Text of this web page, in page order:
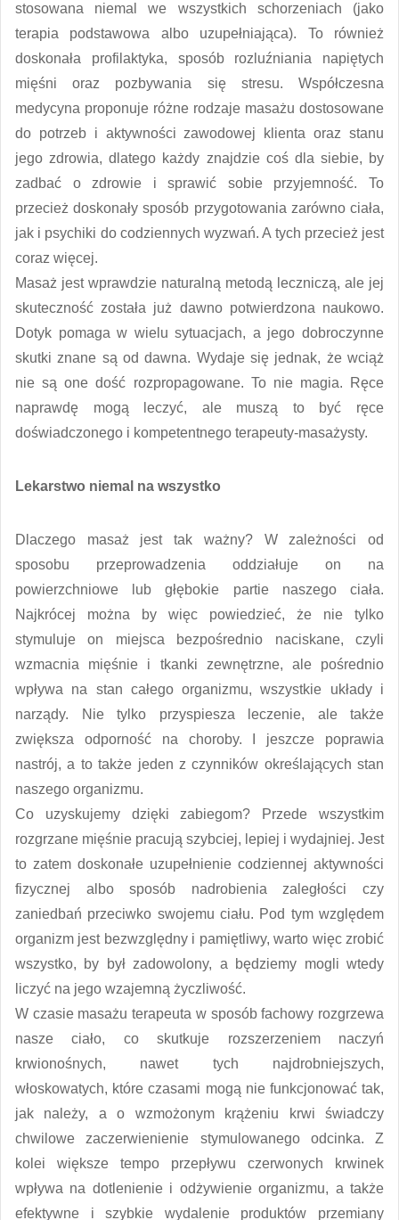
stosowana niemal we wszystkich schorzeniach (jako
terapia podstawowa albo uzupełniająca). To również
doskonała profilaktyka, sposób rozluźniania napiętych
mięśni oraz pozbywania się stresu. Współczesna
medycyna proponuje różne rodzaje masażu dostosowane
do potrzeb i aktywności zawodowej klienta oraz stanu
jego zdrowia, dlatego każdy znajdzie coś dla siebie, by
zadbać o zdrowie i sprawić sobie przyjemność. To
przecież doskonały sposób przygotowania zarówno ciała,
jak i psychiki do codziennych wyzwań. A tych przecież jest
coraz więcej.
Masaż jest wprawdzie naturalną metodą leczniczą, ale jej
skuteczność została już dawno potwierdzona naukowo.
Dotyk pomaga w wielu sytuacjach, a jego dobroczynne
skutki znane są od dawna. Wydaje się jednak, że wciąż
nie są one dość rozpropagowane. To nie magia. Ręce
naprawdę mogą leczyć, ale muszą to być ręce
doświadczonego i kompetentnego terapeuty-masażysty.
Lekarstwo niemal na wszystko
Dlaczego masaż jest tak ważny? W zależności od
sposobu przeprowadzenia oddziałuje on na
powierzchniowe lub głębokie partie naszego ciała.
Najkrócej można by więc powiedzieć, że nie tylko
stymuluje on miejsca bezpośrednio naciskane, czyli
wzmacnia mięśnie i tkanki zewnętrzne, ale pośrednio
wpływa na stan całego organizmu, wszystkie układy i
narządy. Nie tylko przyspiesza leczenie, ale także
zwiększa odporność na choroby. I jeszcze poprawia
nastrój, a to także jeden z czynników określających stan
naszego organizmu.
Co uzyskujemy dzięki zabiegom? Przede wszystkim
rozgrzane mięśnie pracują szybciej, lepiej i wydajniej. Jest
to zatem doskonałe uzupełnienie codziennej aktywności
fizycznej albo sposób nadrobienia zaległości czy
zaniedbań przeciwko swojemu ciału. Pod tym względem
organizm jest bezwzględny i pamiętliwy, warto więc zrobić
wszystko, by był zadowolony, a będziemy mogli wtedy
liczyć na jego wzajemną życzliwość.
W czasie masażu terapeuta w sposób fachowy rozgrzewa
nasze ciało, co skutkuje rozszerzeniem naczyń
krwionośnych, nawet tych najdrobniejszych,
włoskowatych, które czasami mogą nie funkcjonować tak,
jak należy, a o wzmożonym krążeniu krwi świadczy
chwilowe zaczerwienienie stymulowanego odcinka. Z
kolei większe tempo przepływu czerwonych krwinek
wpływa na dotlenienie i odżywienie organizmu, a także
efektywne i szybkie wydalenie produktów przemiany